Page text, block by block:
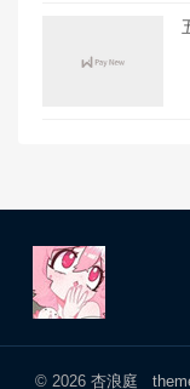
© 2026 杏浪庭